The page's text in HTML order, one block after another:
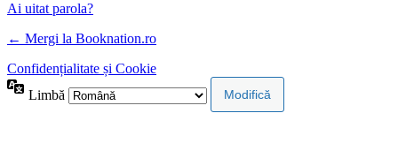
Ai uitat parola?
← Mergi la Booknation.ro
Confidențialitate și Cookie
Limbă